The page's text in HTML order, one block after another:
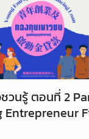
วนรู้ ตอนที่ 2
Entrepreneur